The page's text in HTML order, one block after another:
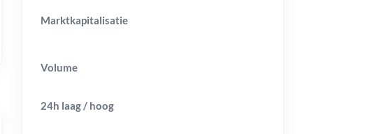
Marktkapitalisatie
Volume
24h laag / hoog